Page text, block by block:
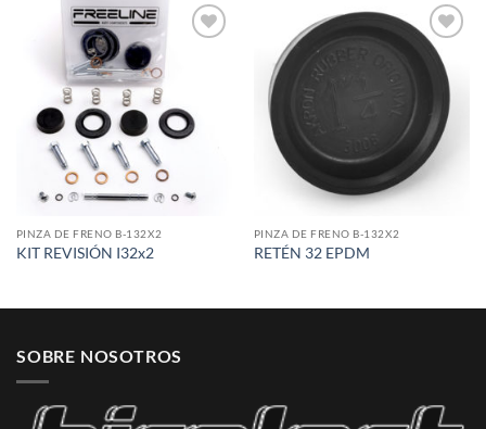
PINZA DE FRENO B-132X2
KIT REVISIÓN I32x2
Add to
wishlist
PINZA DE FRENO B-132X2
RETÉN 32 EPDM
SOBRE NOSOTROS